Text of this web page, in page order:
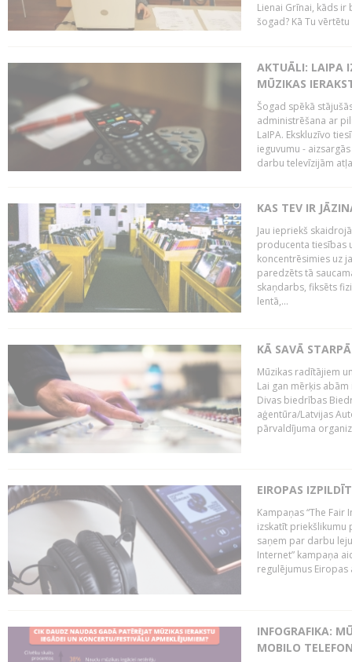
Lienai Grīnai, kāds ir
šogad? Kā Tu
AKTUĀLI: LAIPA
MŪZIKAS
Šogad spēkā
administrēšana ar
LaIPA. Ekskluzīvo
ieguvumu -
darbu televīzijām
KAS TEV IR
Jau iepriekš
producenta tiesības
koncentrēsimies uz
paredzēts tā
skaņdarbs, fiksēts
lentā,...
KĀ SAVĀ
Mūzikas radītājiem
Lai gan mērķis
Divas biedrības
aģentūra/Latvijas
pārvaldījuma
EIROPAS
Kampaņas “The
izskatīt priekšlikumu
saņem par darbu
Internet” kampaņa
regulējumus
INFOGRAFIKA:
MOBILO